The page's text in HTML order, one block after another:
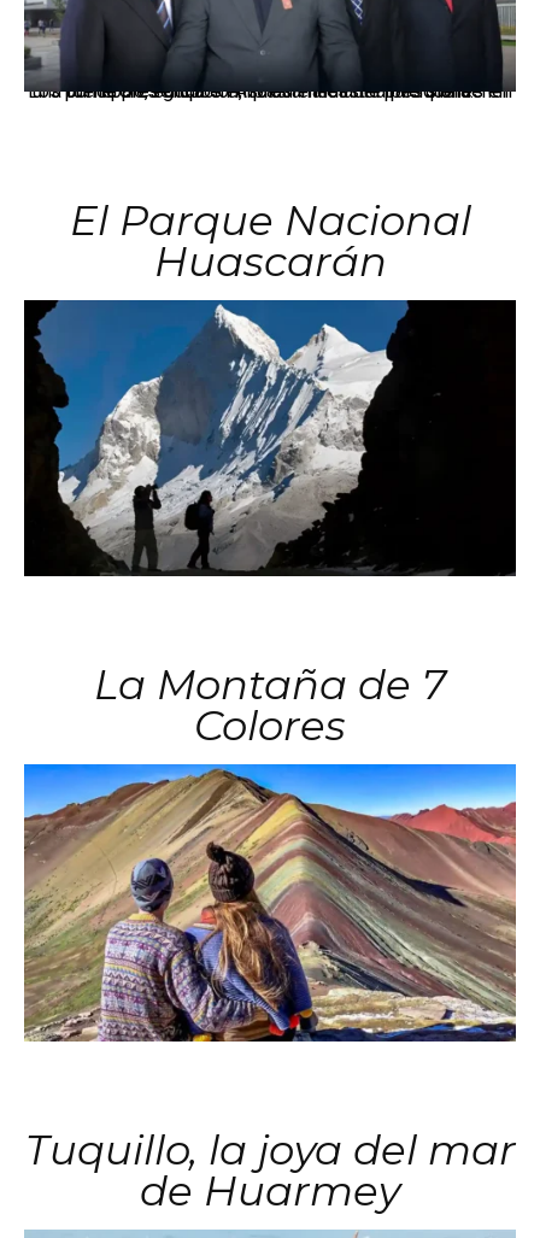
Los principales grupos empresariales del país mantienen una fuerte presencia en Áncash mediante inversiones en comercio, educación, salud e industria pesquera.
El Parque Nacional
Huascarán
La Montaña de 7
Colores
Tuquillo, la joya del mar
de Huarmey